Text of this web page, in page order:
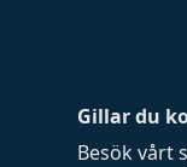
Gillar du
Besök vårt